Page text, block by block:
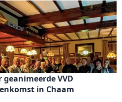
geanimeerde VVD
in Chaam